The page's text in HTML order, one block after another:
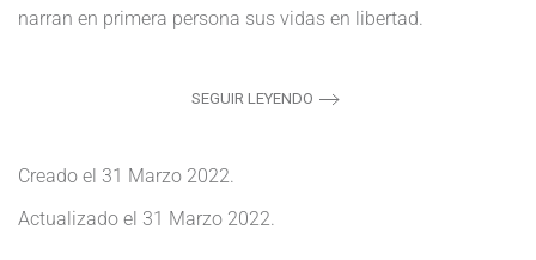
narran en primera persona sus vidas en libertad.
SEGUIR LEYENDO
Creado el 31 Marzo 2022.
Actualizado el 31 Marzo 2022.